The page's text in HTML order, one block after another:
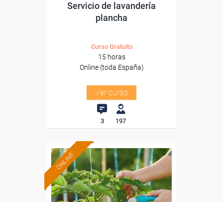
Servicio de lavandería
plancha
Curso Gratuito
15 horas
Online (toda España)
Ver curso
3 197
ONLINE
Formación 100%
subvencionada.